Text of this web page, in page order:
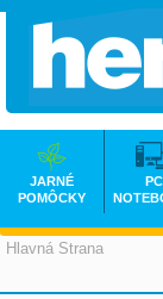
Hlavná Strana
JARNÉ
POMÔCKY